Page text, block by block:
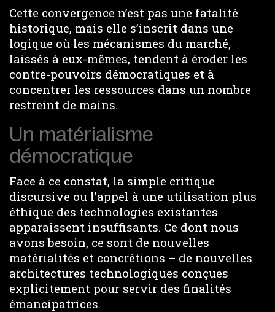
Cette convergence n’est pas une fatalité
historique, mais elle s’inscrit dans une
logique où les mécanismes du marché,
laissés à eux-mêmes, tendent à éroder les
contre-pouvoirs démocratiques et à
concentrer les ressources dans un nombre
restreint de mains.
Un matérialisme
démocratique
Face à ce constat, la simple critique
discursive ou l’appel à une utilisation plus
éthique des technologies existantes
apparaissent insuffisants. Ce dont nous
avons besoin, ce sont de nouvelles
matérialités et concrétions – de nouvelles
architectures technologiques conçues
explicitement pour servir des finalités
émancipatrices.